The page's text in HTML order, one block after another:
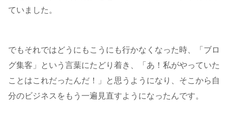
ていました。
でもそれではどうにもこうにも行かなくなった時、「ブロ
グ集客」という言葉にたどり着き、「あ！私がやっていた
ことはこれだったんだ！」と思うようになり、そこから自
分のビジネスをもう一遍見直すようになったんです。